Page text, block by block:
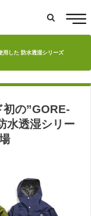
用した 防水透湿シリーズ
初の”GORE-
水透湿シリー